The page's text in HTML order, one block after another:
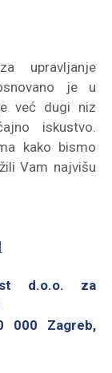
upravljanje
je u
već dugi niz
iskustvo.
kako bismo
Vam najvišu
d.o.o. za
000 Zagreb,